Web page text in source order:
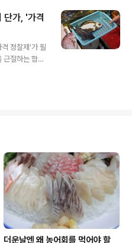
식 대상 종인
되었습니다.
름을 막고, 양
해하는 해적
리 몸에 이로
단가, '가격
정찰제'가 필
근절하는 합리
순히 불경기
꺼리는 이유
는 느낌을 받
되지 않기 때
라도 가격은
하지 못 하는
더운날엔 왜 농어회를 먹어야 할